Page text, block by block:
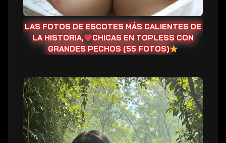
en
topless
con
grandes
(55
fotos)
LAS FOTOS DE ESCOTES MÁS CALIENTES DE
LA HISTORIA,
CHICAS EN TOPLESS CON
GRANDES PECHOS (55 FOTOS)
Una
IA
traviesa
y
seductora